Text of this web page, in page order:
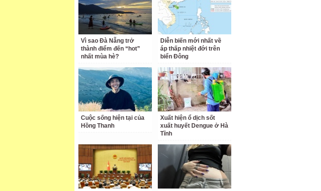
Vì sao Đà Nẵng trở
thành điểm đến “hot”
nhất mùa hè?
Diễn biến mới nhất về
áp thấp nhiệt đới trên
biển Đông
Cuộc sống hiện tại của
Hồng Thanh
Xuất hiện ổ dịch sốt
xuất huyết Dengue ở Hà
Tĩnh